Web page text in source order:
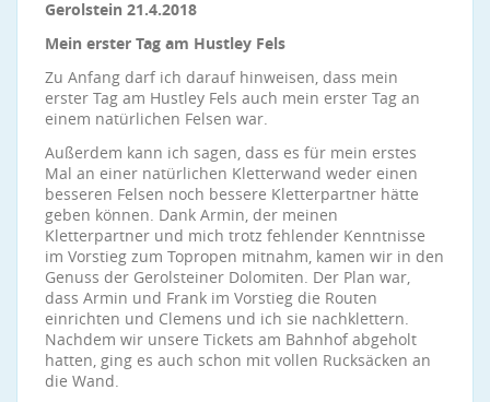
Gerolstein 21.4.2018
Mein erster Tag am Hustley Fels
Zu Anfang darf ich darauf hinweisen, dass mein
erster Tag am Hustley Fels auch mein erster Tag an
einem natürlichen Felsen war.
Außerdem kann ich sagen, dass es für mein erstes
Mal an einer natürlichen Kletterwand weder einen
besseren Felsen noch bessere Kletterpartner hätte
geben können. Dank Armin, der meinen
Kletterpartner und mich trotz fehlender Kenntnisse
im Vorstieg zum Topropen mitnahm, kamen wir in den
Genuss der Gerolsteiner Dolomiten. Der Plan war,
dass Armin und Frank im Vorstieg die Routen
einrichten und Clemens und ich sie nachklettern.
Nachdem wir unsere Tickets am Bahnhof abgeholt
hatten, ging es auch schon mit vollen Rucksäcken an
die Wand.